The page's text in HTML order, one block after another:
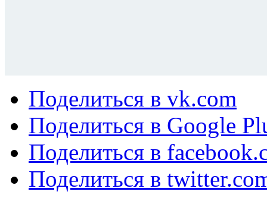
Поделиться в vk.com
Поделиться в Google
Поделиться в
Поделиться в